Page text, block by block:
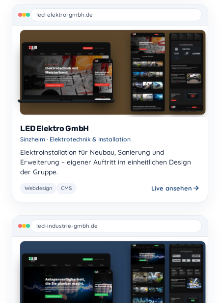
led-elektro-gmbh.de
LED Elektro GmbH
Sinzheim · Elektrotechnik & Installation
Elektroinstallation für Neubau, Sanierung und
Erweiterung – eigener Auftritt im einheitlichen Design
der Gruppe.
Webdesign CMS Live ansehen
led-industrie-gmbh.de